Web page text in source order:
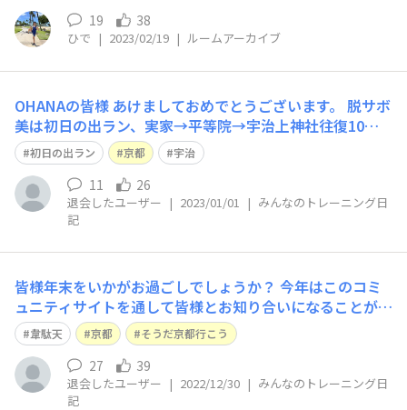
ン参加…25年程前に在籍していた母校の前で、後輩の皆
さんと盛り上がったり、
19 38
ひで | 2023/02/19 | ルームアーカイブ
OHANAの皆様 あけましておめでとうございます。 脱サボ
美は初日の出ラン、実家→平等院→宇治上神社往復10キ
ロランしてきました ＼(^o^)／ 去年は雪で断念したので、
今年は2年ぶりに宇治橋で初日の出でした。 皆様楽しいお
正月をお過ごしくださいませ♪
初日の出ラン 京都 宇治
11 26
退会したユーザー | 2023/01/01 | みんなのトレーニング日
記
皆様年末をいかがお過ごしでしょうか？ 今年はこのコミ
ュニティサイトを通して皆様とお知り合いになることが出
来、より一層楽しいホノルルマラソンとなりました！あり
がとうございました😊 昨晩近所のお寺、萬福寺で開催さ
れている、ランタンフェスに行ってきました。灯台下暗
し、なんと！韋駄天様の像がある事を初めて
韋駄天 京都 そうだ京都行こう
27 39
退会したユーザー | 2022/12/30 | みんなのトレーニング日
記